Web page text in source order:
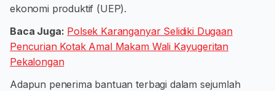
ekonomi produktif (UEP).
Baca Juga: Polsek Karanganyar Selidiki Dugaan
Pencurian Kotak Amal Makam Wali Kayugeritan
Pekalongan
Adapun penerima bantuan terbagi dalam sejumlah